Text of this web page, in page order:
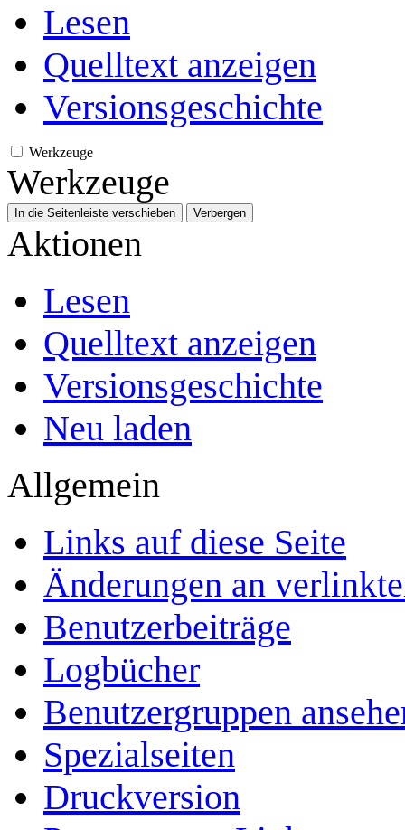
Lesen
Quelltext anzeigen
Versionsgeschichte
Werkzeuge
Werkzeuge
In die Seitenleiste verschieben Verbergen
Aktionen
Lesen
Quelltext anzeigen
Versionsgeschichte
Neu laden
Allgemein
Links auf diese Seite
Änderungen an
Benutzerbeiträge
Logbücher
Benutzergruppen
Spezialseiten
Druckversion